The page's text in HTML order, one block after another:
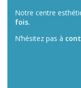
Notre centre
fois.
N’hésitez pas à